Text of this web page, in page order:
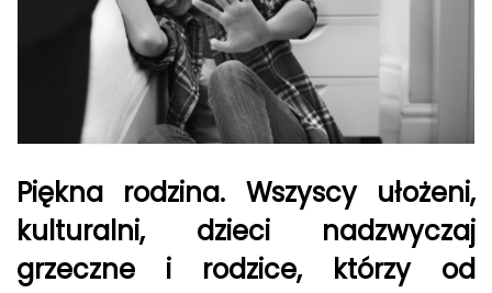
Piękna rodzina. Wszyscy ułożeni,
kulturalni, dzieci nadzwyczaj
grzeczne i rodzice, którzy od